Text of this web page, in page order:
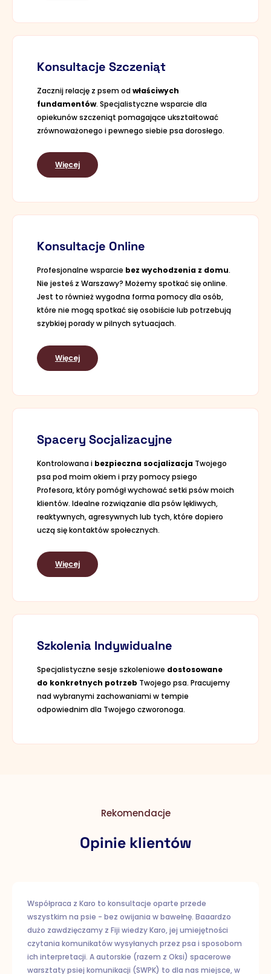
Konsultacje Szczeniąt
Zacznij relację z psem odwłaściwych
fundamentów. Specjalistyczne wsparcie dla
opiekunów szczeniąt pomagające ukształtować
zrównoważonego i pewnego siebie psa dorosłego.
Więcej
Konsultacje Online
Profesjonalne wsparcie bez wychodzenia z domu.
Nie jesteś z Warszawy? Możemy spotkać się online.
Jest to również wygodna forma pomocy dla osób,
które nie mogą spotkać się osobiście lub potrzebują
szybkiej porady w pilnych sytuacjach.
Więcej
Spacery Socjalizacyjne
Kontrolowana i bezpieczna socjalizacja Twojego
psa pod moim okiem i przy pomocy psiego
Profesora, który pomógł wychować setki psów moich
klientów. Idealne rozwiązanie dla psów lękliwych,
reaktywnych, agresywnych lub tych, które dopiero
uczą się kontaktów społecznych.
Więcej
Szkolenia Indywidualne
Specjalistyczne sesje szkoleniowe dostosowane
do konkretnych potrzeb Twojego psa. Pracujemy
nad wybranymi zachowaniami w tempie
odpowiednim dla Twojego czworonoga.
Rekomendacje
Opinie klientów
Współpraca z Karo to konsultacje oparte przede
wszystkim na psie - bez owijania w bawełnę. Baaardzo
dużo zawdzięczamy z Fiji wiedzy Karo, jej umiejętności
czytania komunikatów wysyłanych przez psa i sposobom
ich interpretacji. A autorskie (razem z Oksi) spacerowe
warsztaty psiej komunikacji (SWPK) to dla nas miejsce, w